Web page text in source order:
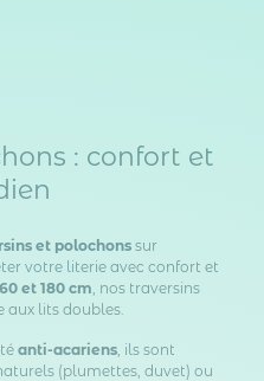
: confort et
et polochonssur
votre literie avec confort et
et 180 cm, nos traversins
aux lits doubles.
anti-acariens, ils sont
(plumettes, duvet) ou